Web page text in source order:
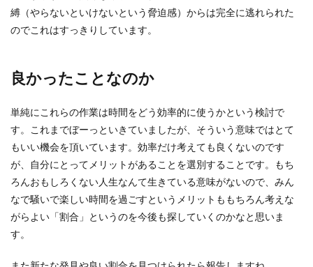
縛（やらないといけないという脅迫感）からは完全に逃れられた
のでこれはすっきりしています。
良かったことなのか
単純にこれらの作業は時間をどう効率的に使うかという検討で
す。これまでぼーっといきていましたが、そういう意味ではとて
もいい機会を頂いています。効率だけ考えても良くないのです
が、自分にとってメリットがあることを選別することです。もち
ろんおもしろくない人生なんて生きている意味がないので、みん
なで騒いで楽しい時間を過ごすというメリットももちろん考えな
がらよい「割合」というのを今後も探していくのかなと思いま
す。